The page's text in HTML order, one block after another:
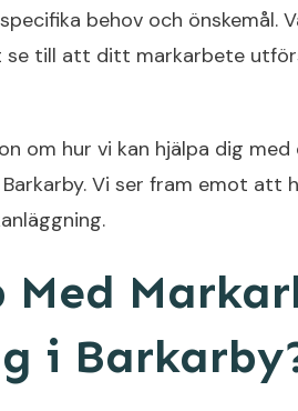
behov och önskemål.
se till att ditt markarbete
om hur vi kan hjälpa dig
Vi ser fram emot att
Med
i